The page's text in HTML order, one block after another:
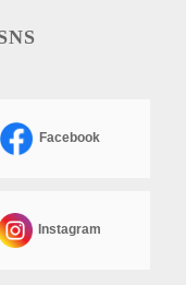
Facebook
Instagram